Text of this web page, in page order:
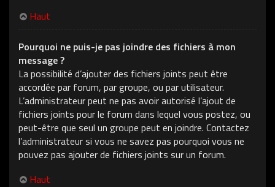
Haut
Pourquoi ne puis-je pas joindre des fichiers à mon
message ?
La possibilité d’ajouter des fichiers joints peut être
accordée par forum, par groupe, ou par utilisateur.
L’administrateur peut ne pas avoir autorisé l’ajout de
fichiers joints pour le forum dans lequel vous postez, ou
peut-être que seul un groupe peut en joindre. Contactez
l’administrateur si vous ne savez pas pourquoi vous ne
pouvez pas ajouter de fichiers joints sur un forum.
Haut